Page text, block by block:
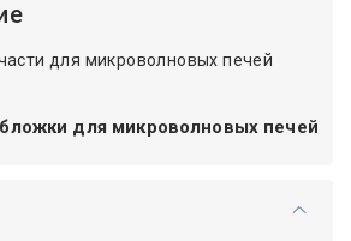
для микроволновых печей
для микроволновых печей